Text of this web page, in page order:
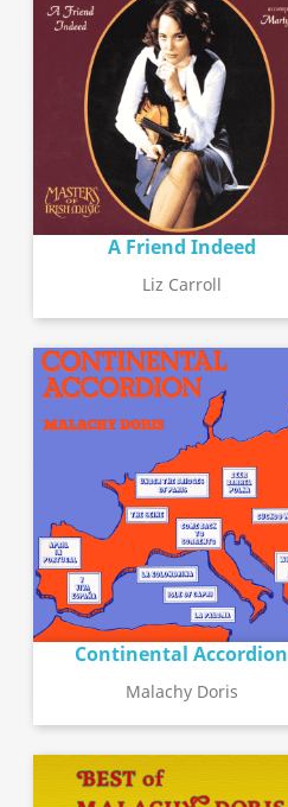
A Friend Indeed
Liz Carroll
Continental Accordion
Malachy Doris